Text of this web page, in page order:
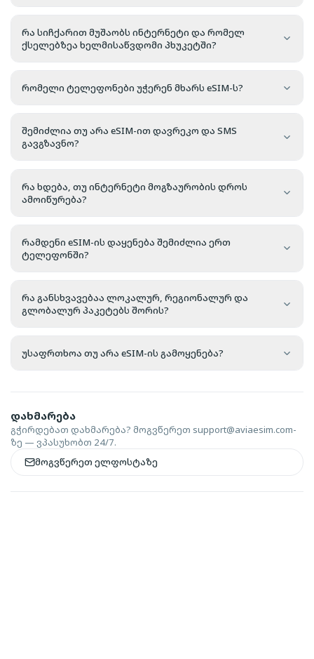
რა სიჩქარით მუშაობს ინტერნეტი და რომელ
ქსელებზეა ხელმისაწვდომი პხუკეტში?
რომელი ტელეფონები უჭერენ მხარს eSIM-ს?
შემიძლია თუ არა eSIM-ით დავრეკო და SMS
გავგზავნო?
რა ხდება, თუ ინტერნეტი მოგზაურობის დროს
ამოიწურება?
რამდენი eSIM-ის დაყენება შემიძლია ერთ
ტელეფონში?
რა განსხვავებაა ლოკალურ, რეგიონალურ და
გლობალურ პაკეტებს შორის?
უსაფრთხოა თუ არა eSIM-ის გამოყენება?
დახმარება
გჭირდებათ დახმარება? მოგვწერეთ support@aviaesim.com-
ზე — ვპასუხობთ 24/7.
მოგვწერეთ ელფოსტაზე